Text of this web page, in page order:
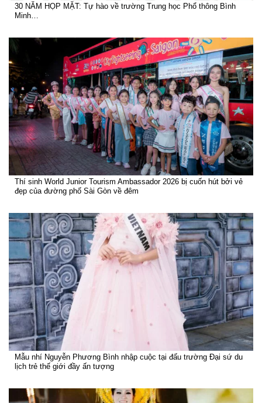
30 NĂM HỌP MẶT: Tự hào về trường Trung học Phổ thông Bình
Minh…
Thí sinh World Junior Tourism Ambassador 2026 bị cuốn hút bởi vẻ
đẹp của đường phố Sài Gòn về đêm
Mẫu nhí Nguyễn Phương Bình nhập cuộc tại đấu trường Đại sứ du
lịch trẻ thế giới đầy ấn tượng